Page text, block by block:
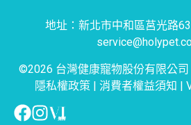
地址：新北市中和區莒光路63
©2026 台灣健康寵物股份有限公
隱私權政策 | 消費者權益須知 |